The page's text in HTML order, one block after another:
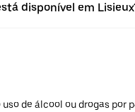
disponível em
de álcool ou drogas por